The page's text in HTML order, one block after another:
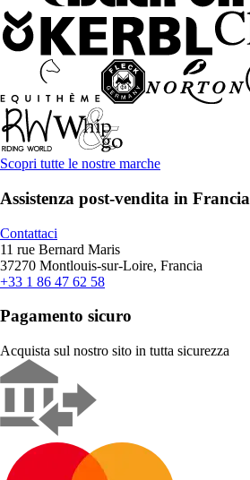
Scopri tutte le nostre marche
Assistenza post-vendita in Francia
Contattaci
11 rue Bernard Maris
37270 Montlouis-sur-Loire, Francia
+33 1 86 47 62 58
Pagamento sicuro
Acquista sul nostro sito in tutta sicurezza